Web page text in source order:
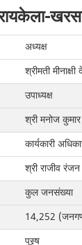
अध्यक्ष
श्रीमती मीनाक्षी
उपाध्यक्ष
श्री मनोज कुमार
कार्यकारी
श्री राजीव
कुल जनसंख्या
14,252
पुस्र्ष